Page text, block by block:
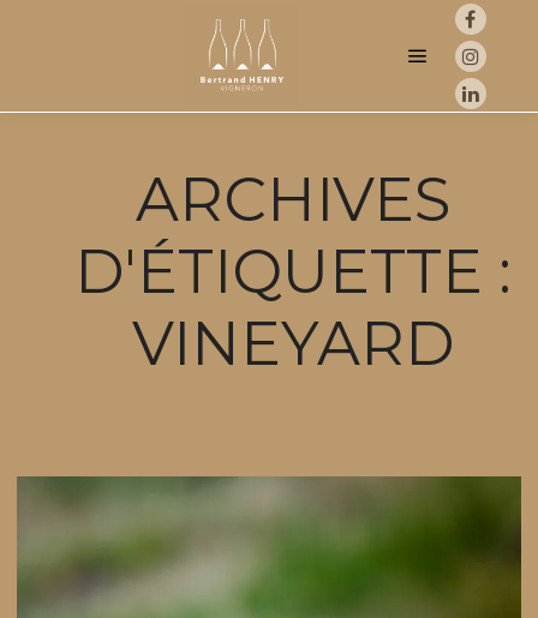
Menu
ARCHIVES
D'ÉTIQUETTE :
VINEYARD